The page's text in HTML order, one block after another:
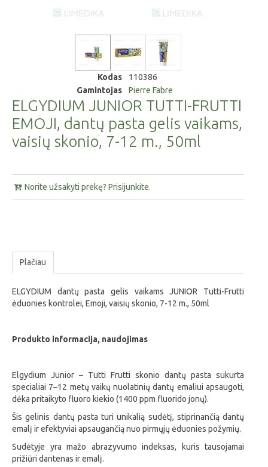
Kodas
110386
Gamintojas
Pierre Fabre
ELGYDIUM JUNIOR TUTTI-FRUTTI
EMOJI, dantų pasta gelis vaikams,
vaisių skonio, 7-12 m., 50ml
Norite užsakyti prekę? Prisijunkite.
Plačiau
ELGYDIUM dantų pasta gelis vaikams JUNIOR Tutti-Frutti
ėduonies kontrolei, Emoji, vaisių skonio, 7-12 m., 50ml
Produkto informacija, naudojimas
Elgydium Junior – Tutti Frutti skonio dantų pasta sukurta
specialiai 7–12 metų vaikų nuolatinių dantų emaliui apsaugoti,
dėka pritaikyto fluoro kiekio (1400 ppm fluorido jonų).
Šis gelinis dantų pasta turi unikalią sudėtį, stiprinančią dantų
emalį ir efektyviai apsaugančią nuo pirmųjų ėduonies požymių.
Sudėtyje yra mažo abrazyvumo indeksas, kuris tausojamai
prižiūri dantenas ir emalį.